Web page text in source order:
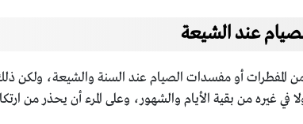
عند الشيعة
أو مفسدات الصيام عند السنة والشيعة، ولكن
في غيره من بقية الأيام والشهور، وعلى المرء أن يحذر من